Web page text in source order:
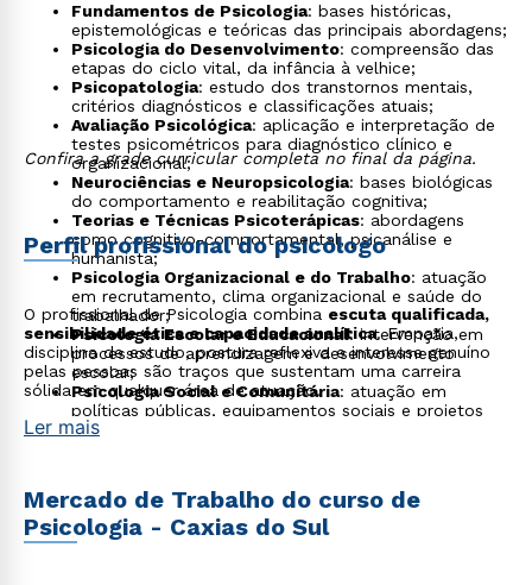
Fundamentos de Psicologia: bases históricas,
epistemológicas e teóricas das principais abordagens;
Psicologia do Desenvolvimento: compreensão das
etapas do ciclo vital, da infância à velhice;
Psicopatologia: estudo dos transtornos mentais,
critérios diagnósticos e classificações atuais;
Avaliação Psicológica: aplicação e interpretação de
testes psicométricos para diagnóstico clínico e
organizacional;
Neurociências e Neuropsicologia: bases biológicas
do comportamento e reabilitação cognitiva;
Teorias e Técnicas Psicoterápicas: abordagens
como cognitivo-comportamental, psicanálise e
humanista;
Psicologia Organizacional e do Trabalho: atuação
em recrutamento, clima organizacional e saúde do
trabalhador;
Psicologia Escolar e Educacional: intervenção em
processos de aprendizagem e desenvolvimento
escolar;
Psicologia Social e Comunitária: atuação em
políticas públicas, equipamentos sociais e projetos
comunitários;
institucional em serviço-escola e locais conveniados.
Confira a grade curricular completa no final da página.
Perfil profissional do psicólogo
O profissional de Psicologia combina escuta qualificada,
sensibilidade ética e capacidade analítica. Empatia,
disciplina de estudo, postura reflexiva e interesse genuíno
pelas pessoas são traços que sustentam uma carreira
sólida em qualquer área de atuação.
Ler mais
Mercado de Trabalho do curso de
Psicologia - Caxias do Sul